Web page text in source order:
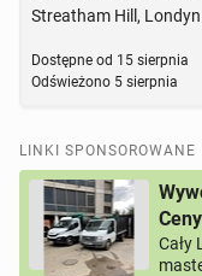
Streatham Hill,
Dostępne od 15 sierpnia
Odświeżono 5 sierpnia
LINKI SPONSOROWANE
Cały